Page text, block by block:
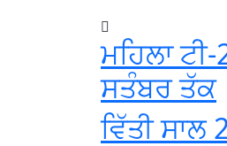
ਮਹਿਲਾ
ਸਤੰਬਰ ਤੱਕ
ਵਿੱਤੀ ਸਾਲ